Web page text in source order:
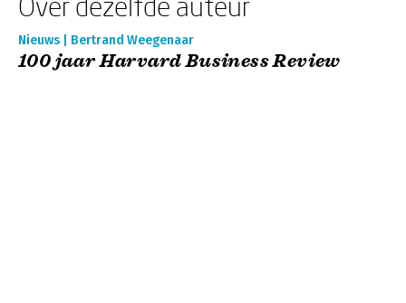
Nieuws | Bertrand Weegenaar
100 jaar Harvard Business Review